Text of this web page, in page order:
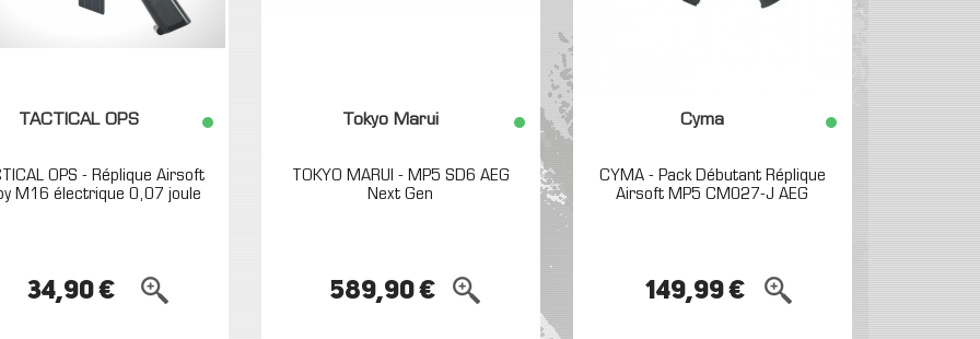
TACTICAL OPS
OPS - Réplique Airsoft
M16 électrique 0,07 joule
34,90 €
Tokyo Marui
TOKYO MARUI - MP5 SD6 AEG
Next Gen
589,90 €
Cyma
CYMA - Pack Débutant Réplique
Airsoft MP5 CM027-J AEG
149,99 €